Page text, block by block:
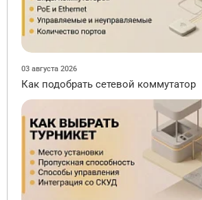
03 августа 2026
Как подобрать сетевой коммутатор